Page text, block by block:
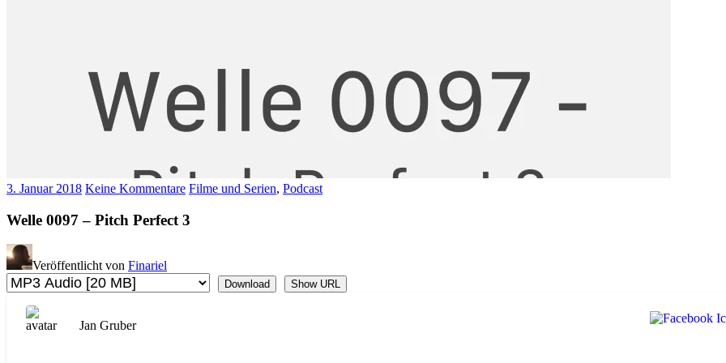
3. Januar 2018 Keine Kommentare Filme und Serien, Podcast
Welle 0097 – Pitch Perfect 3
Veröffentlicht von Finariel
Download Show URL
Jan Gruber